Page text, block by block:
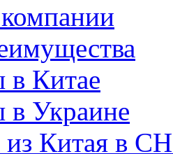
в Китае
в Украине
из Китая в